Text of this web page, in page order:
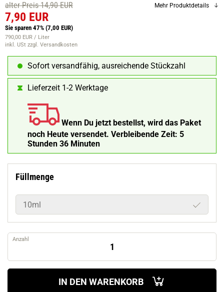
alter Preis 14,90 EUR
7,90 EUR
Sie sparen 47% (7,00 EUR)
790,00 EUR / Liter
inkl. USt zzgl. Versandkosten
Mehr Produktdetails
Sofort versandfähig, ausreichende Stückzahl
Lieferzeit 1-2 Werktage
Wenn Du jetzt bestellst, wird das Paket
noch Heute versendet. Verbleibende Zeit: 5
Stunden 35 Minuten 59 Sekunden
Füllmenge
10ml
Anzahl
IN DEN WARENKORB